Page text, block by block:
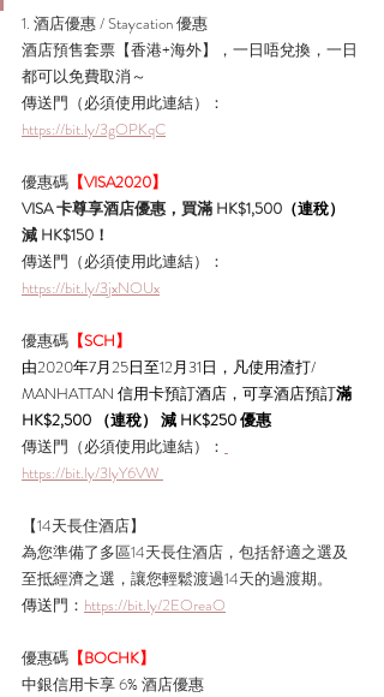
1. 酒店優惠 / Staycation 優惠
酒店預售套票【香港+海外】，一日唔兌換，一日
都可以免費取消～
傳送門 （必須使用此連結）
：
https://bit.ly/3gOPKqC
優惠碼 【VISA2020】
VISA 卡尊享酒店優惠，買滿 HK$1,500 （連稅）
減 HK$150！
傳送門 （必須使用此連結）
：
https://bit.ly/3jxNOUx
優惠碼 【SCH】
由2020年7月25日至12月31日，凡使用渣打/
MANHATTAN 信用卡預訂酒店，可享酒店預訂滿
HK$2,500 （連稅） 減 HK$250 優惠
傳送門 （必須使用此連結）
：
https://bit.ly/3lyY6VW
【14天長住酒店】
為您準備了多區14天長住酒店，包括舒適之選及
至抵經濟之選，讓您輕鬆渡過14天的過渡期。
傳送門： https://bit.ly/2EOreaO
優惠碼 【BOCHK】
中銀信用卡享 6% 酒店優惠